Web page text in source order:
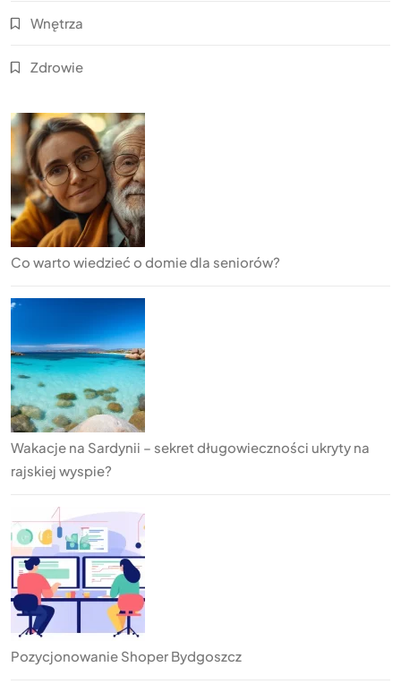
Wnętrza
Zdrowie
Co warto wiedzieć o domie dla seniorów?
Wakacje na Sardynii – sekret długowieczności ukryty na
rajskiej wyspie?
Pozycjonowanie Shoper Bydgoszcz